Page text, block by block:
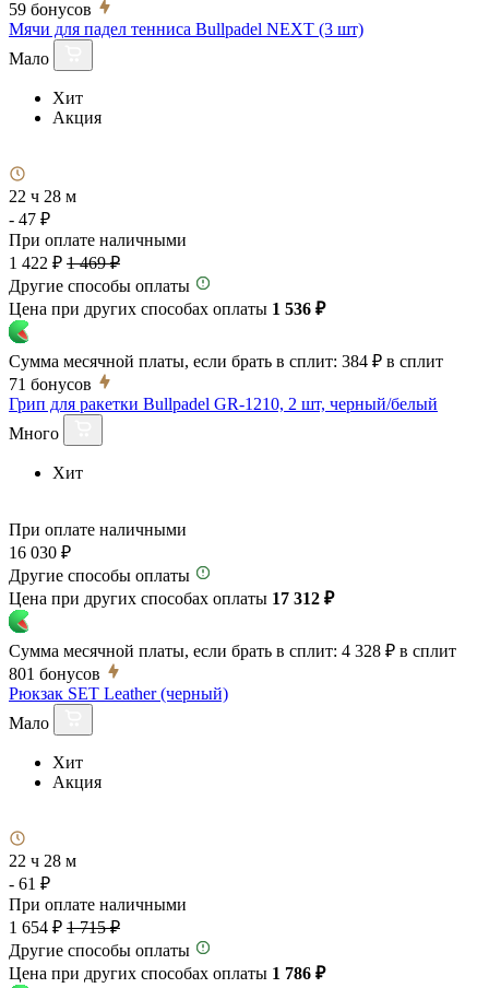
59 бонусов
Мячи для падел тенниса Bullpadel NEXT (3 шт)
Мало
Хит
Акция
22 ч 28 м
- 47 ₽
При оплате наличными
1 422 ₽ 1 469 ₽
Другие способы оплаты
Цена при других способах оплаты 1 536 ₽
Сумма месячной платы, если брать в сплит: 384 ₽ в сплит
71 бонусов
Грип для ракетки Bullpadel GR-1210, 2 шт, черный/белый
Много
Хит
При оплате наличными
16 030 ₽
Другие способы оплаты
Цена при других способах оплаты 17 312 ₽
Сумма месячной платы, если брать в сплит: 4 328 ₽ в сплит
801 бонусов
Рюкзак SET Leather (черный)
Мало
Хит
Акция
22 ч 28 м
- 61 ₽
При оплате наличными
1 654 ₽ 1 715 ₽
Другие способы оплаты
Цена при других способах оплаты 1 786 ₽